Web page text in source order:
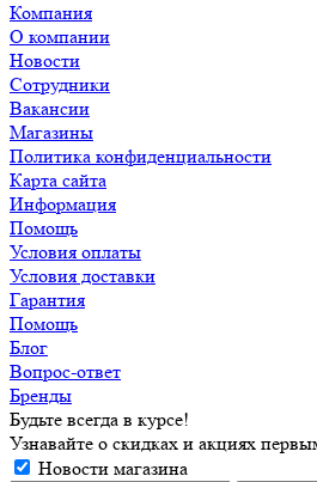
Компания
О компании
Новости
Сотрудники
Вакансии
Магазины
Политика конфиденциальности
Карта сайта
Информация
Помощь
Условия оплаты
Условия доставки
Гарантия
Помощь
Блог
Вопрос-ответ
Бренды
Будьте всегда в курсе!
Узнавайте о скидках и акциях
Новости магазина